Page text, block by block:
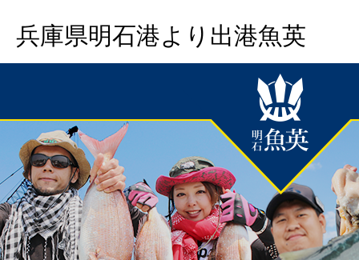
兵庫県明石港より出港魚英